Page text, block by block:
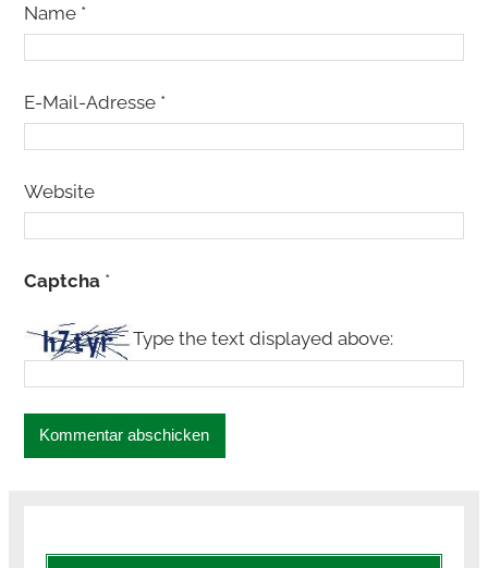
Name *
E-Mail-Adresse *
Website
Captcha *
Type the text displayed above: